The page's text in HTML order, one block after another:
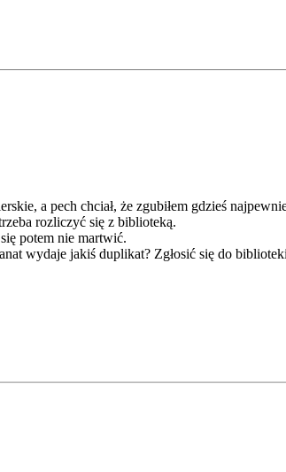
a pech chciał, że zgubiłem gdzieś
rozliczyć się z biblioteką.
potem nie martwić.
wydaje jakiś duplikat? Zgłosić się do